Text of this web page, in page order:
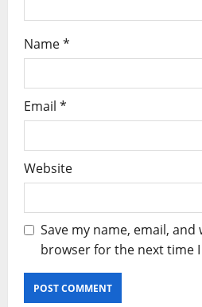
Name*
Email *
Website
Save my name, email,
browser for the next time